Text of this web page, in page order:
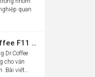
quan
Review máy pha cà phê tự động Dr.Coffee F11 Pro| Máy pha cafe tự động cho văn phòng, khách sạn & showroom
Dr.Coffee
cho văn
Bài viết…